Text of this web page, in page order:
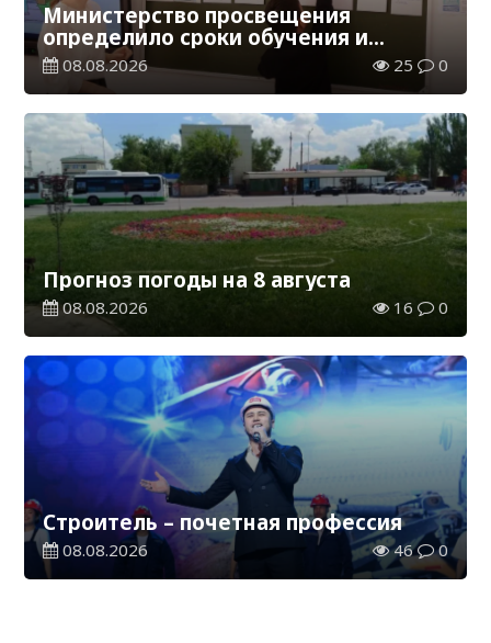
Министерство просвещения
определило сроки обучения и
каникул на 2026-2027 учебный год
08.08.2026 25 0
Прогноз погоды на 8 августа
08.08.2026 16 0
Строитель – почетная профессия
08.08.2026 46 0